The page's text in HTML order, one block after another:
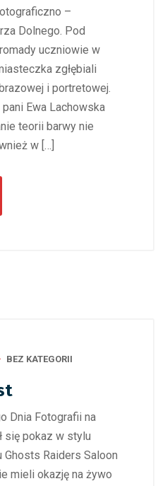
–
Dolnego. Pod
uczniowie w
zgłębiali
i portretowej.
Ewa Lachowska
teorii barwy nie
w […]
BEZ KATEGORII
Dnia Fotografii na
się pokaz w stylu
Raiders Saloon
mieli okazję na żywo